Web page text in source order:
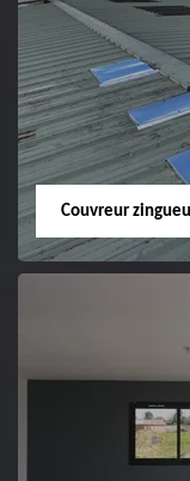
Charpentier
Couvreur
51